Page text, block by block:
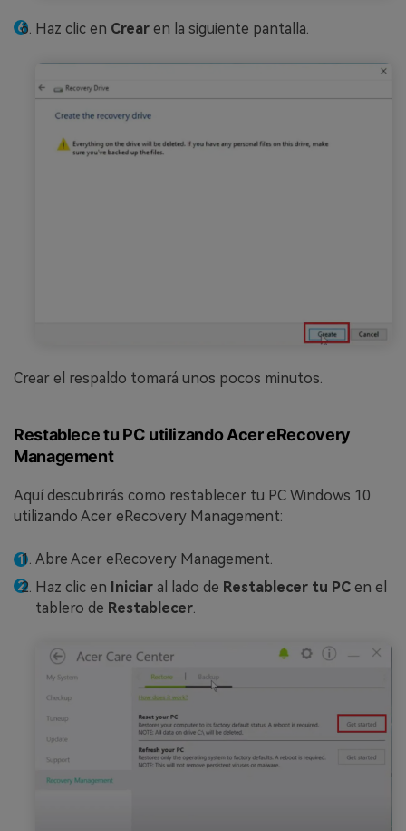
Haz clic en Crear en la siguiente pantalla.
Crear el respaldo tomará unos pocos minutos.
Restablece tu PC utilizando Acer eRecovery
Management
Aquí descubrirás como restablecer tu PC Windows 10
utilizando Acer eRecovery Management:
Abre Acer eRecovery Management.
Haz clic en Iniciar al lado de Restablecer tu PC en el
tablero de Restablecer.